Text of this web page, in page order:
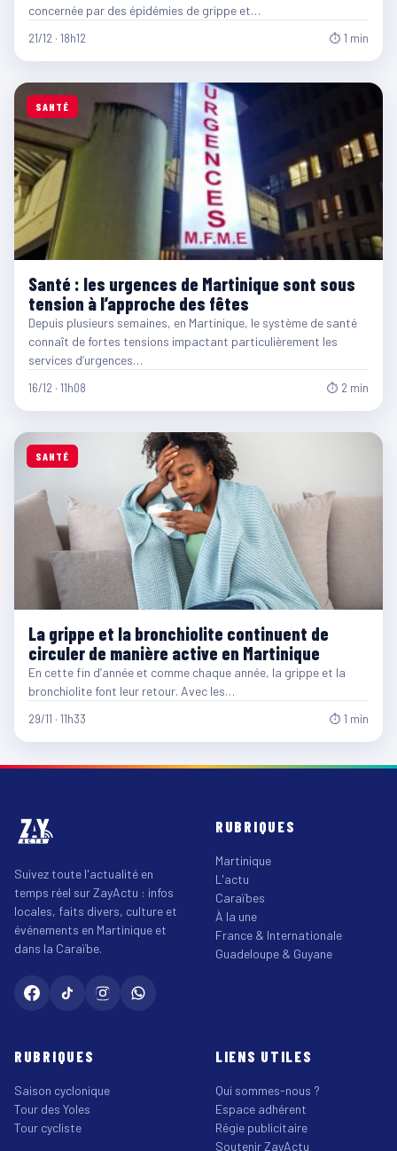
concernée par des épidémies de grippe et…
21/12 · 18h12 ⏱ 1 min
SANTÉ
Santé : les urgences de Martinique sont sous
tension à l’approche des fêtes
Depuis plusieurs semaines, en Martinique, le système de santé
connaît de fortes tensions impactant particulièrement les
services d’urgences…
16/12 · 11h08 ⏱ 2 min
SANTÉ
La grippe et la bronchiolite continuent de
circuler de manière active en Martinique
En cette fin d’année et comme chaque année, la grippe et la
bronchiolite font leur retour. Avec les…
29/11 · 11h33 ⏱ 1 min
Suivez toute l'actualité en
temps réel sur ZayActu : infos
locales, faits divers, culture et
événements en Martinique et
dans la Caraïbe.
RUBRIQUES
Martinique
L'actu
Caraïbes
À la une
France & Internationale
Guadeloupe & Guyane
RUBRIQUES
Saison cyclonique
Tour des Yoles
Tour cycliste
LIENS UTILES
Qui sommes-nous ?
Espace adhérent
Régie publicitaire
Soutenir ZayActu